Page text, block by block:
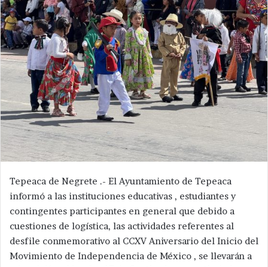
Tepeaca de Negrete .- El Ayuntamiento de Tepeaca
informó a las instituciones educativas , estudiantes y
contingentes participantes en general que debido a
cuestiones de logística, las actividades referentes al
desfile conmemorativo al CCXV Aniversario del Inicio del
Movimiento de Independencia de México , se llevarán a